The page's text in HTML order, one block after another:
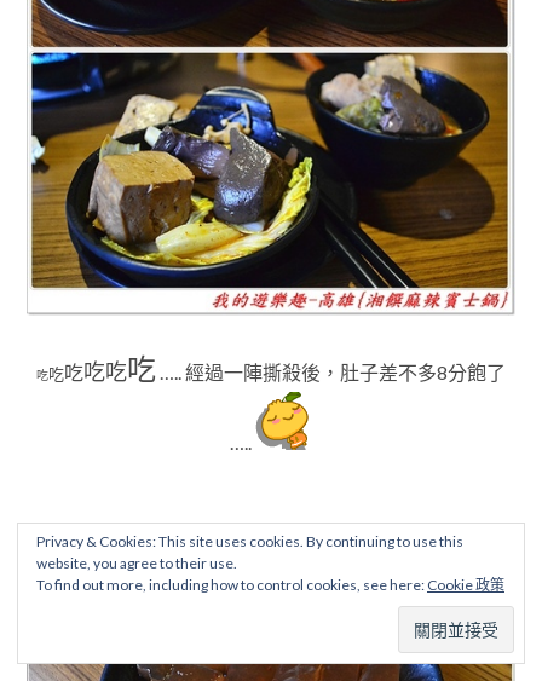
吃吃吃吃吃吃 經過一陣撕殺後 ，肚子差不多8分飽了
Privacy & Cookies: This site uses cookies. By continuing to use this
website, you agree to their use.
To find out more, including how to control cookies, see here: Cookie 政策